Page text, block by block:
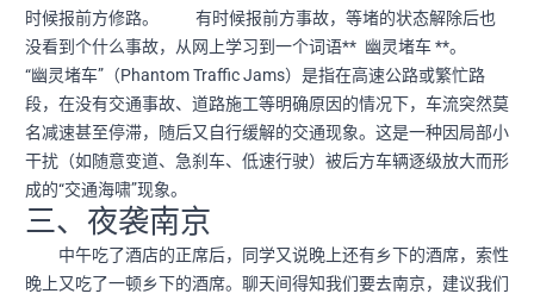
时候报前方修路。 有时候报前方事故，等堵的状态解除后也
没看到个什么事故，从网上学习到一个词语** 幽灵堵车 **。
“幽灵堵车”（Phantom Traffic Jams）是指在高速公路或繁忙路
段，在没有交通事故、道路施工等明确原因的情况下，车流突然莫
名减速甚至停滞，随后又自行缓解的交通现象。这是一种因局部小
干扰（如随意变道、急刹车、低速行驶）被后方车辆逐级放大而形
成的“交通海啸”现象。
三、夜袭南京
中午吃了酒店的正席后，同学又说晚上还有乡下的酒席，索性
晚上又吃了一顿乡下的酒席。聊天间得知我们要去南京，建议我们